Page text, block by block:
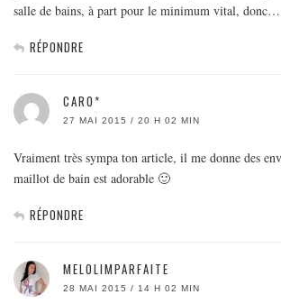
salle de bains, à part pour le minimum vital, donc…
RÉPONDRE
CARO*
27 MAI 2015 / 20 H 02 MIN
Vraiment très sympa ton article, il me donne des
maillot de bain est adorable 🙂
RÉPONDRE
MELOLIMPARFAITE
28 MAI 2015 / 14 H 02 MIN